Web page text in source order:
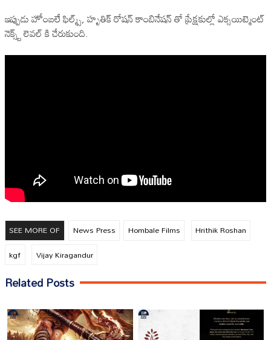
ఇప్పుడు హోంబలే ఫిల్మ్స్, హృతిక్ రోషన్ కాంబినేషన్ తో ప్రేక్షకుల్లో ఎక్సయిట్మెంట్
నెక్స్ట్ లెవల్ కి చేరుకుంది.
SEE MORE OF News Press Hombale Films
Hrithik Roshan
kgf
Vijay Kiragandur
Related Posts